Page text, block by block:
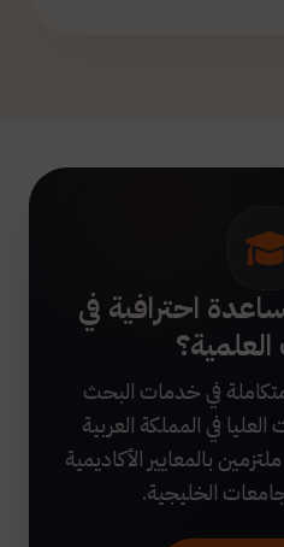
احترافية في
متكاملة في خدمات البحث
في المملكة العربية
بالمعايير الأكاديمية
الخليجية.